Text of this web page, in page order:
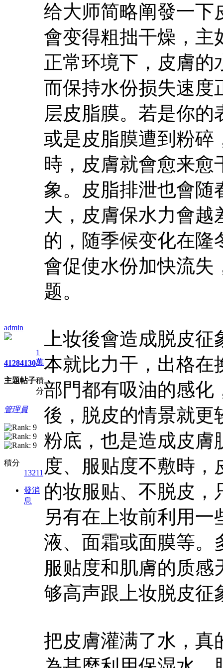
admin
4128
主題
4130
帖子
1
萬
積
分
管理員
積分
13211
發消
息
给大师简略阐發一下
會变得粗拙干燥，主
正常环境下，皮膚的
而保持水份损失速度
层皮脂膜。若是你
或是皮脂膜遭到粉碎
時，皮膚就會愈来愈
象。皮脂排泄也會随
大，皮膚保水力會越
的，随季候变化在隆
會促使水份加快流失
题。
上妆後會造成脱皮
本就比力干，出格在
部門都有吸油的感化
後，脱皮的情景就更
粉底，也是造成皮膚
度、服贴度不敷時
的妆服贴、不脱皮，
另有在上妆前利用
液、面霜或面膜等。
服贴度和肌膚的质
够高声跟上妆脱皮征
把皮膚灌满了水，真